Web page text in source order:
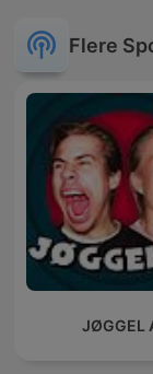
Flere
JØGGEL